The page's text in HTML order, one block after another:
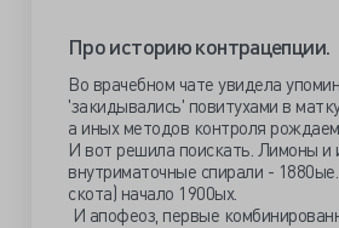
Про историю контрацепции.
Во врачебном чате увидела
'закидывались' повитухами в
а иных методов контроля
И вот решила поискать. Лимоны и
внутриматочные спирали -
скота) начало 1900ых.
И апофеоз, первые